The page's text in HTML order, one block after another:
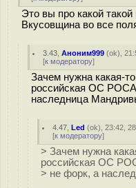
Это вы про какой
Вкусовщина во все
3.43 ,Аноним999 (ok),
[к модератору]
Зачем нужна какая-
российская ОС
наследница
4.47 ,Led (ok), 23:42,
[к модератору]
> Зачем нужна
российская ОС
> не форк, а